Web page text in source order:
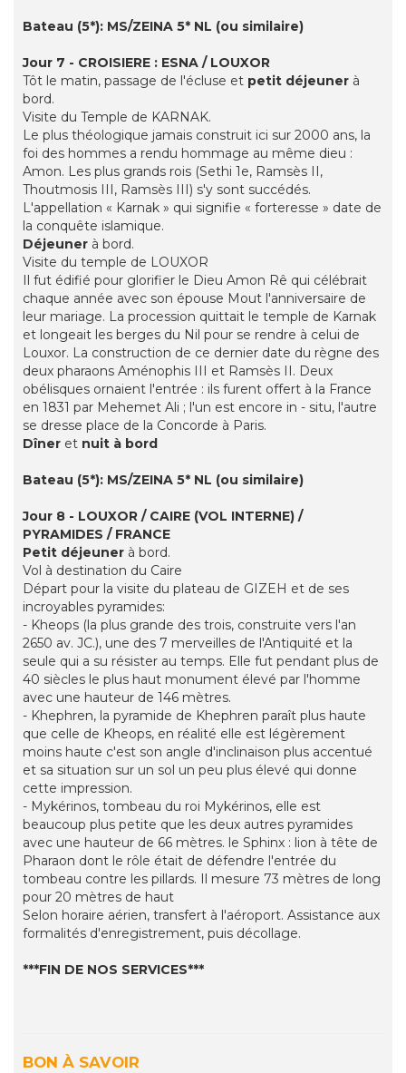
Bateau (5*): MS/ZEINA 5* NL (ou similaire)
Jour 7 - CROISIERE : ESNA / LOUXOR
Tôt le matin, passage de l'écluse et petit déjeuner à
bord.
Visite du Temple de KARNAK.
Le plus théologique jamais construit ici sur 2000 ans, la
foi des hommes a rendu hommage au même dieu :
Amon. Les plus grands rois (Sethi 1e, Ramsès II,
Thoutmosis III, Ramsès III) s'y sont succédés.
L'appellation « Karnak » qui signifie « forteresse » date de
la conquête islamique.
Déjeuner à bord.
Visite du temple de LOUXOR
Il fut édifié pour glorifier le Dieu Amon Rê qui célébrait
chaque année avec son épouse Mout l'anniversaire de
leur mariage. La procession quittait le temple de Karnak
et longeait les berges du Nil pour se rendre à celui de
Louxor. La construction de ce dernier date du règne des
deux pharaons Aménophis III et Ramsès II. Deux
obélisques ornaient l'entrée : ils furent offert à la France
en 1831 par Mehemet Ali ; l'un est encore in - situ, l'autre
se dresse place de la Concorde à Paris.
Dîner et nuit à bord
Bateau (5*): MS/ZEINA 5* NL (ou similaire)
Jour 8 - LOUXOR / CAIRE (VOL INTERNE) /
PYRAMIDES / FRANCE
Petit déjeuner à bord.
Vol à destination du Caire
Départ pour la visite du plateau de GIZEH et de ses
incroyables pyramides:
- Kheops (la plus grande des trois, construite vers l'an
2650 av. JC.), une des 7 merveilles de l'Antiquité et la
seule qui a su résister au temps. Elle fut pendant plus de
40 siècles le plus haut monument élevé par l'homme
avec une hauteur de 146 mètres.
- Khephren, la pyramide de Khephren paraît plus haute
que celle de Kheops, en réalité elle est légèrement
moins haute c'est son angle d'inclinaison plus accentué
et sa situation sur un sol un peu plus élevé qui donne
cette impression.
- Mykérinos, tombeau du roi Mykérinos, elle est
beaucoup plus petite que les deux autres pyramides
avec une hauteur de 66 mètres. le Sphinx : lion à tête de
Pharaon dont le rôle était de défendre l'entrée du
tombeau contre les pillards. Il mesure 73 mètres de long
pour 20 mètres de haut
Selon horaire aérien, transfert à l'aéroport. Assistance aux
formalités d'enregistrement, puis décollage.
***FIN DE NOS SERVICES***
BON À SAVOIR